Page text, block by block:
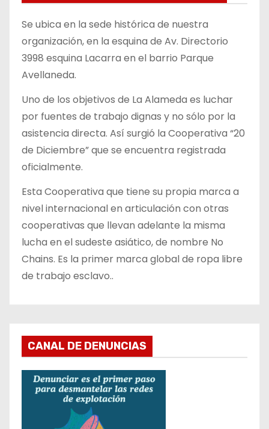
Se ubica en la sede histórica de nuestra
organización, en la esquina de Av. Directorio
3998 esquina Lacarra en el barrio Parque
Avellaneda.
Uno de los objetivos de La Alameda es luchar
por fuentes de trabajo dignas y no sólo por la
asistencia directa. Así surgió la Cooperativa “20
de Diciembre” que se encuentra registrada
oficialmente.
Esta Cooperativa que tiene su propia marca a
nivel internacional en articulación con otras
cooperativas que llevan adelante la misma
lucha en el sudeste asiático, de nombre No
Chains. Es la primer marca global de ropa libre
de trabajo esclavo..
CANAL DE DENUNCIAS